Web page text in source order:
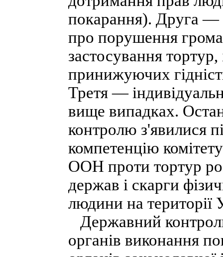
покарання). Друга —
про порушення
застосування
принижуючих
Третя —
вище випадках.
контролю з'явилися
компетенцію
ООН проти тортур
держав і скарги
людини на території
Державний
органів виконання